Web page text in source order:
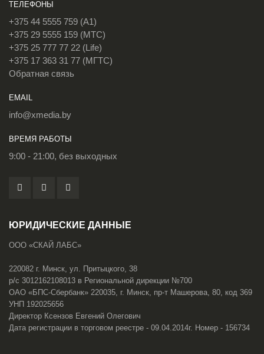
ТЕЛЕФОНЫ
+375 44 5555 759 (A1)
+375 29 5555 159 (МТС)
+375 25 777 77 22 (Life)
+375 17 363 31 77 (МГТС)
Обратная связь
EMAIL
info@xmedia.by
ВРЕМЯ РАБОТЫ
9:00 - 21:00, без выходных
ЮРИДИЧЕСКИЕ ДАННЫЕ
ООО «СКАЙ ЛАБС»
220082 г. Минск, ул. Притыцкого, 38
р/с 3012162108013 в Региональной дирекции №700
ОАО «БПС-Сбербанк» 220035, г. Минск, пр-т Машерова, 80, код 369
УНП 192025656
Директор Ксензов Евгений Олегович
Дата регистрации в торговом реестре - 09.04.2014г. Номер - 156734